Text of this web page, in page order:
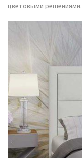
цветовыми решениями.